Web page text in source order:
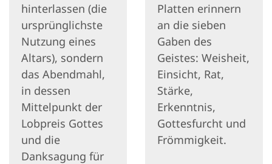
hinterlassen (die
ursprünglichste
Nutzung eines
Altars), sondern
das Abendmahl,
in dessen
Mittelpunkt der
Lobpreis Gottes
und die
Danksagung für
Platten erinnern
an die sieben
Gaben des
Geistes: Weisheit,
Einsicht, Rat,
Stärke,
Erkenntnis,
Gottesfurcht und
Frömmigkeit.